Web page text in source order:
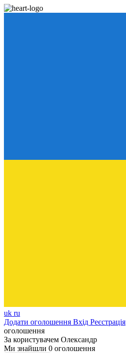
uk ru
Додати оголошення Вхід Реєстрація
оголошення
За користувачем Олександр
Ми знайшли 0 оголошення